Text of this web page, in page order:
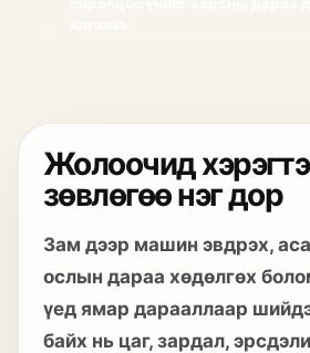
Жолоочид
зөвлөгөө нэг дор
Зам дээр машин эвдрэх,
ослын дараа хөдөлгөх
үед ямар дарааллаар
байх нь цаг, зардал,